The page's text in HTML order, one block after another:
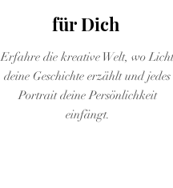
für Dich
Erfahre die kreative Welt, wo Licht
deine Geschichte erzählt und jedes
Portrait deine Persönlichkeit
einfängt.